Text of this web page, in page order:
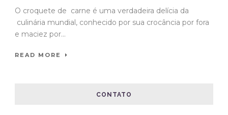
O croquete de carne é uma verdadeira delícia da
culinária mundial, conhecido por sua crocância por fora
e maciez por...
READ MORE
CONTATO